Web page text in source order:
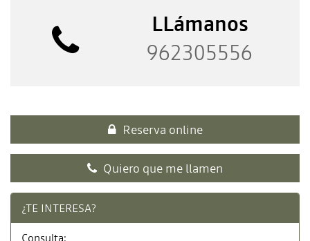
LLámanos
962305556
Reserva online
Quiero que me llamen
¿TE INTERESA?
Consulta: